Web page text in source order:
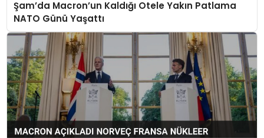
KÜLTÜR & SANAT
SPOR
SAĞLIK
Şam’da Macron’un Kaldığı Otele Yakın Patlama
NATO Günü Yaşattı